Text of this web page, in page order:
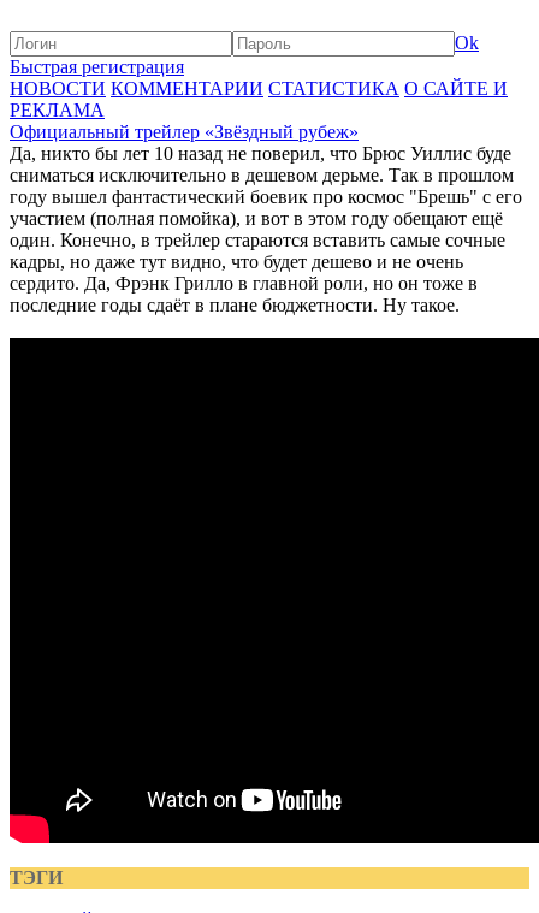
Ok
Быстрая регистрация
НОВОСТИ КОММЕНТАРИИ СТАТИСТИКА О САЙТЕ И
РЕКЛАМА
Официальный трейлер «Звёздный рубеж»
Да, никто бы лет 10 назад не поверил, что Брюс Уиллис буде
сниматься исключительно в дешевом дерьме. Так в прошлом
году вышел фантастический боевик про космос "Брешь" с его
участием (полная помойка), и вот в этом году обещают ещё
один. Конечно, в трейлер стараются вставить самые сочные
кадры, но даже тут видно, что будет дешево и не очень
сердито. Да, Фрэнк Грилло в главной роли, но он тоже в
последние годы сдаёт в плане бюджетности. Ну такое.
ТЭГИ